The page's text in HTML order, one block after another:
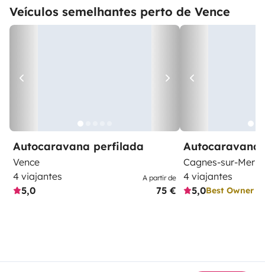
Veículos semelhantes perto de Vence
Autocaravana perfilada
Vence
4 viajantes
5,0
A partir de
75 €
Autocaravana
Cagnes-sur-Mer
4 viajantes
5,0Best Owner